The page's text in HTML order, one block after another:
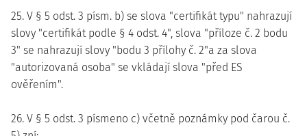
25. V § 5 odst. 3 písm. b) se slova "certifikát typu" nahrazují
slovy "certifikát podle § 4 odst. 4", slova "příloze č. 2 bodu
3" se nahrazují slovy "bodu 3 přílohy č. 2"a za slova
"autorizovaná osoba" se vkládají slova "před ES
ověřením".
26. V § 5 odst. 3 písmeno c) včetně poznámky pod čarou č.